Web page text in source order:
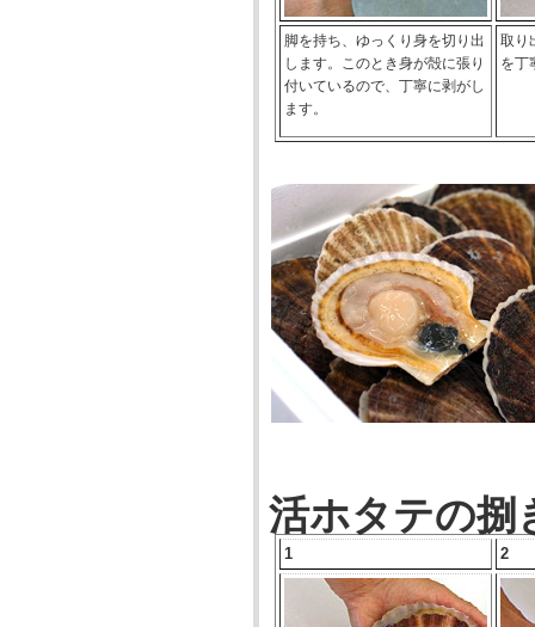
脚を持ち、ゆっくり身を切り出
します。このとき身が殻に張り
付いているので、丁寧に剥がし
ます。
取り
を丁
活ホタテの捌
1 2